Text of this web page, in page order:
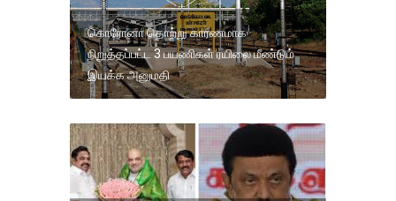
கொரோனா தொற்று காரணமாக
நிறுத்தப்பட்ட 3 பயணிகள் ரயிலை மீண்டும்
இயக்க அனுமதி